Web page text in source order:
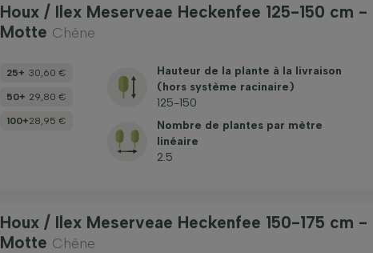
Houx / Ilex Meserveae Heckenfee 125-150 cm -
Motte Chêne
25+ 30,60 €
50+ 29,80 €
100+28,95 €
Hauteur de la plante à la livraison
(hors système racinaire)
125-150
Nombre de plantes par mètre
linéaire
2.5
Houx / Ilex Meserveae Heckenfee 150-175 cm -
Motte Chêne